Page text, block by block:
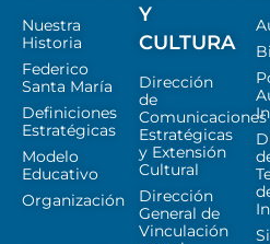
Nuestra
Historia
Federico
Santa María
Definiciones
Estratégicas
Modelo
Educativo
Organización
Y
CULTURA
Dirección
de
Comunicaciones
Estratégicas
y Extensión
Cultural
Dirección
General de
Vinculación